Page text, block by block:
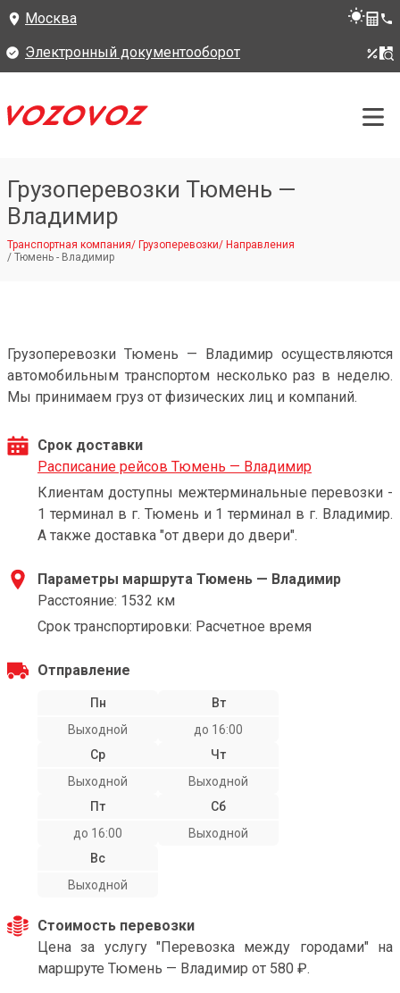
Москва
Электронный документооборот
Грузоперевозки Тюмень —
Владимир
Транспортная компания/ Грузоперевозки/ Направления
/ Тюмень - Владимир
Грузоперевозки Тюмень — Владимир осуществляются
автомобильным транспортом несколько раз в неделю.
Мы принимаем груз от физических лиц и компаний.
Срок доставки
Расписание рейсов Тюмень — Владимир
Клиентам доступны межтерминальные перевозки -
1 терминал в г. Тюмень и 1 терминал в г. Владимир.
А также доставка "от двери до двери".
Параметры маршрута Тюмень — Владимир
Расстояние: 1532 км
Срок транспортировки: Расчетное время
Отправление
Пн
Выходной
Вт
до 16:00
Ср
Выходной
Чт
Выходной
Пт
до 16:00
Сб
Выходной
Вс
Выходной
Стоимость перевозки
Цена за услугу "Перевозка между городами" на
маршруте Тюмень — Владимир от 580 ₽.